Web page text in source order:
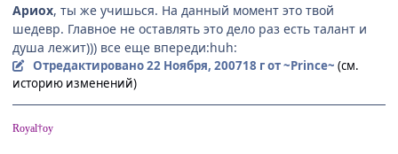
Ариох, ты же учишься. На данный момент это твой
шедевр. Главное не оставлять это дело раз есть талант и
душа лежит))) все еще впереди:huh:
Отредактировано22 Ноября, 200718 гот ~Prince~ (см.
историю изменений)
Royal†oy